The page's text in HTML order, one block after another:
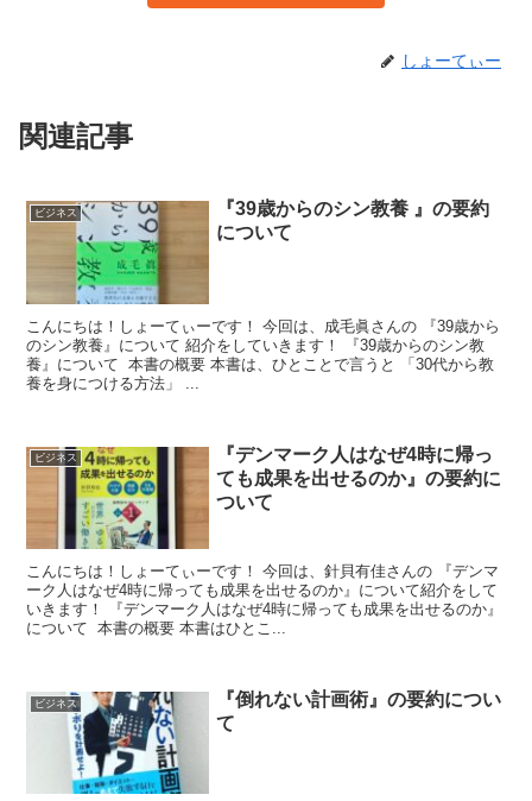
しょーてぃー
関連記事
ビジネス
『39歳からのシン教養 』の要約
について
こんにちは！しょーてぃーです！ 今回は、成毛眞さんの 『39歳から
のシン教養』について 紹介をしていきます！ 『39歳からのシン教
養』について 本書の概要 本書は、ひとことで言うと 「30代から教
養を身につける方法」 ...
ビジネス
『デンマーク人はなぜ4時に帰っ
ても成果を出せるのか』の要約に
ついて
こんにちは！しょーてぃーです！ 今回は、針貝有佳さんの 『デンマ
ーク人はなぜ4時に帰っても成果を出せるのか』について紹介をして
いきます！ 『デンマーク人はなぜ4時に帰っても成果を出せるのか』
について 本書の概要 本書はひとこ...
ビジネス
『倒れない計画術』の要約につい
て